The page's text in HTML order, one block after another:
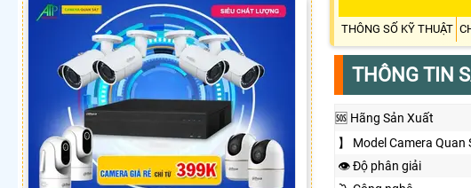
THÔNG SỐ KỸ THUẬT
THÔNG TIN
🆘 Hãng Sản Xuất
】 Model Camera Quan
👁 Độ phân giải